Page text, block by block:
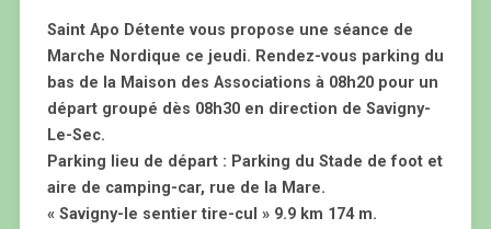
Saint Apo Détente vous propose une séance de
Marche Nordique ce jeudi. Rendez-vous parking du
bas de la Maison des Associations à 08h20 pour un
départ groupé dès 08h30 en direction de Savigny-
Le-Sec.
Parking lieu de départ : Parking du Stade de foot et
aire de camping-car, rue de la Mare.
« Savigny-le sentier tire-cul » 9.9 km 174 m.